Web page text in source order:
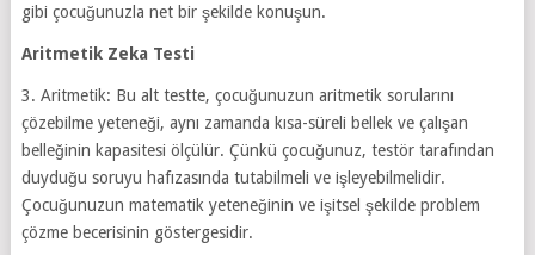
gibi çocuğunuzla net bir şekilde konuşun.
Aritmetik Zeka Testi
3. Aritmetik: Bu alt testte, çocuğunuzun aritmetik sorularını
çözebilme yeteneği, aynı zamanda kısa-süreli bellek ve çalışan
belleğinin kapasitesi ölçülür. Çünkü çocuğunuz, testör tarafından
duyduğu soruyu hafızasında tutabilmeli ve işleyebilmelidir.
Çocuğunuzun matematik yeteneğinin ve işitsel şekilde problem
çözme becerisinin göstergesidir.